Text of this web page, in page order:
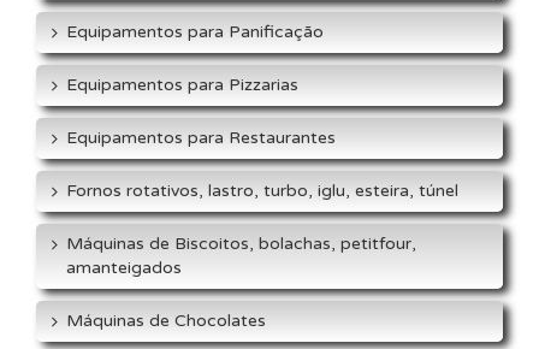
Equipamentos para Panificação
Equipamentos para Pizzarias
Equipamentos para Restaurantes
Fornos rotativos, lastro, turbo, iglu, esteira, túnel
Máquinas de Biscoitos, bolachas, petitfour,
amanteigados
Máquinas de Chocolates